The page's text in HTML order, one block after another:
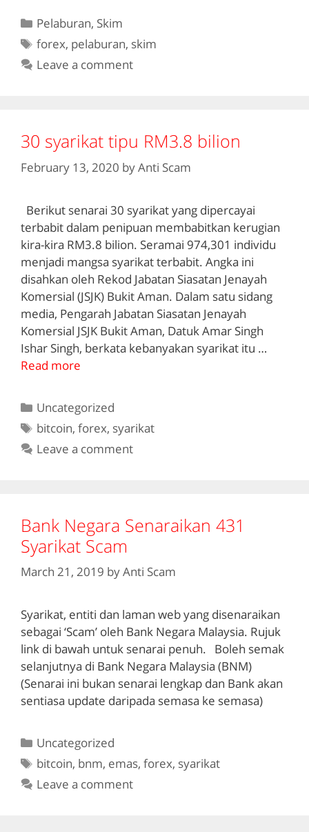
Categories
Pelaburan, Skim
Tags
forex, pelaburan, skim
Leave a comment
30 syarikat tipu RM3.8 bilion
February 13, 2020 byAnti Scam
Berikut senarai 30 syarikat yang dipercayai
terbabit dalam penipuan membabitkan kerugian
kira-kira RM3.8 bilion. Seramai 974,301 individu
menjadi mangsa syarikat terbabit. Angka ini
disahkan oleh Rekod Jabatan Siasatan Jenayah
Komersial (JSJK) Bukit Aman. Dalam satu sidang
media, Pengarah Jabatan Siasatan Jenayah
Komersial JSJK Bukit Aman, Datuk Amar Singh
Ishar Singh, berkata kebanyakan syarikat itu …
Read more
Categories
Uncategorized
Tags
bitcoin,forex, syarikat
Leave a comment
Bank Negara Senaraikan 431
Syarikat Scam
March 21, 2019 byAnti Scam
Syarikat, entiti dan laman web yang disenaraikan
sebagai ‘Scam’ oleh Bank Negara Malaysia. Rujuk
link di bawah untuk senarai penuh. Boleh semak
selanjutnya di Bank Negara Malaysia (BNM)
(Senarai ini bukan senarai lengkap dan Bank akan
sentiasa update daripada semasa ke semasa)
Categories
Uncategorized
Tags
bitcoin, bnm, emas,forex, syarikat
Leave a comment